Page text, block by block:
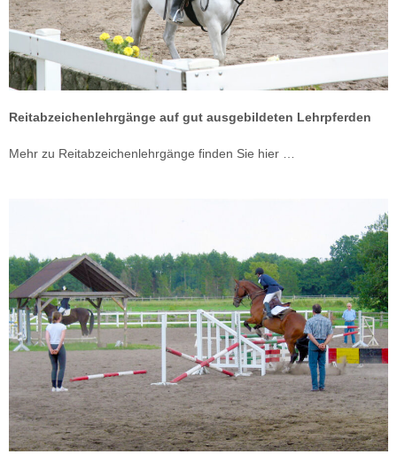
Reitabzeichenlehrgänge auf gut ausgebildeten Lehrpferden
Mehr zu Reitabzeichenlehrgänge finden Sie hier …